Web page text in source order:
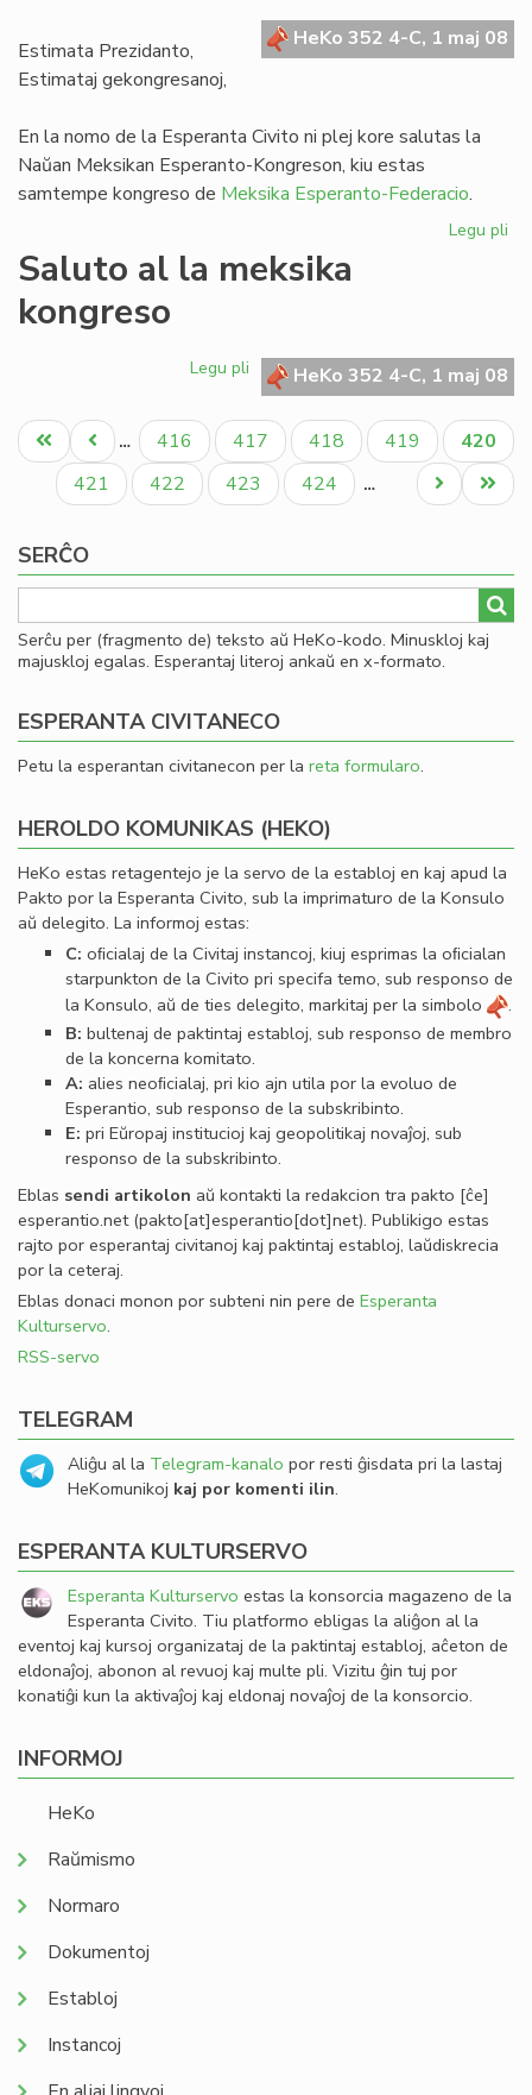
HeKo 352 4-C, 1 maj 08
Estimata Prezidanto,
Estimataj gekongresanoj,
En la nomo de la Esperanta Civito ni plej kore salutas la
Naŭan Meksikan Esperanto-Kongreson, kiu estas
samtempe kongreso de Meksika Esperanto-Federacio.
Legu pli
Saluto al la meksika
kongreso
HeKo 352 4-C, 1 maj 08
Legu pli
Saluto
al
la
meksika
kongreso
Pagination
Unua
paĝo
Antaŭa
paĝo
… Paĝo
416 Paĝo
417 Paĝo
418 Paĝo
419
Aktuala
paĝo
420
Paĝo
421 Paĝo
422 Paĝo
423 Paĝo
424 …
Last
page
Next
page
SERĈO
Serĉu per (fragmento de) teksto aŭ HeKo-kodo. Minuskloj kaj
majuskloj egalas. Esperantaj literoj ankaŭ en x-formato.
ESPERANTA CIVITANECO
Petu la esperantan civitanecon per la reta formularo.
HEROLDO KOMUNIKAS (HEKO)
HeKo estas retagentejo je la servo de la establoj en kaj apud la
Pakto por la Esperanta Civito, sub la imprimaturo de la Konsulo
aŭ delegito. La informoj estas:
C: oﬁcialaj de la Civitaj instancoj, kiuj esprimas la oﬁcialan
starpunkton de la Civito pri specifa temo, sub responso de
la Konsulo, aŭ de ties delegito, markitaj per la simbolo
.
B: bultenaj de paktintaj establoj, sub responso de membro
de la koncerna komitato.
A: alies neoﬁcialaj, pri kio ajn utila por la evoluo de
Esperantio, sub responso de la subskribinto.
E: pri Eŭropaj institucioj kaj geopolitikaj novaĵoj, sub
responso de la subskribinto.
Eblas sendi artikolon aŭ kontakti la redakcion tra pakto [ĉe]
esperantio.net(pakto[at]esperantio[dot]net). Publikigo estas
rajto por esperantaj civitanoj kaj paktintaj establoj, laŭdiskrecia
por la ceteraj.
Eblas donaci monon por subteni nin pere de Esperanta
Kulturservo.
RSS-servo
TELEGRAM
Aliĝu al la Telegram-kanalo por resti ĝisdata pri la lastaj
HeKomunikoj kaj por komenti ilin.
ESPERANTA KULTURSERVO
Esperanta Kulturservo estas la konsorcia magazeno de la
Esperanta Civito. Tiu platformo ebligas la aliĝon al la
eventoj kaj kursoj organizataj de la paktintaj establoj, aĉeton de
eldonaĵoj, abonon al revuoj kaj multe pli. Vizitu ĝin tuj por
konatiĝi kun la aktivaĵoj kaj eldonaj novaĵoj de la konsorcio.
INFORMOJ
HeKo
Raŭmismo
Normaro
Dokumentoj
Establoj
Instancoj